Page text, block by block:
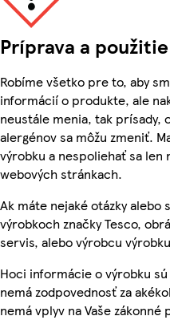
Príprava a použitie
Robíme všetko pre to, aby
informácií o produkte, ale
neustále menia, tak prísady,
alergénov sa môžu zmeniť.
výrobku a nespoliehať sa
webových stránkach.
Ak máte nejaké otázky
výrobkoch značky Tesco,
servis, alebo výrobcu
Hoci informácie o výrobku
nemá zodpovednosť za
nemá vplyv na Vaše zákonné